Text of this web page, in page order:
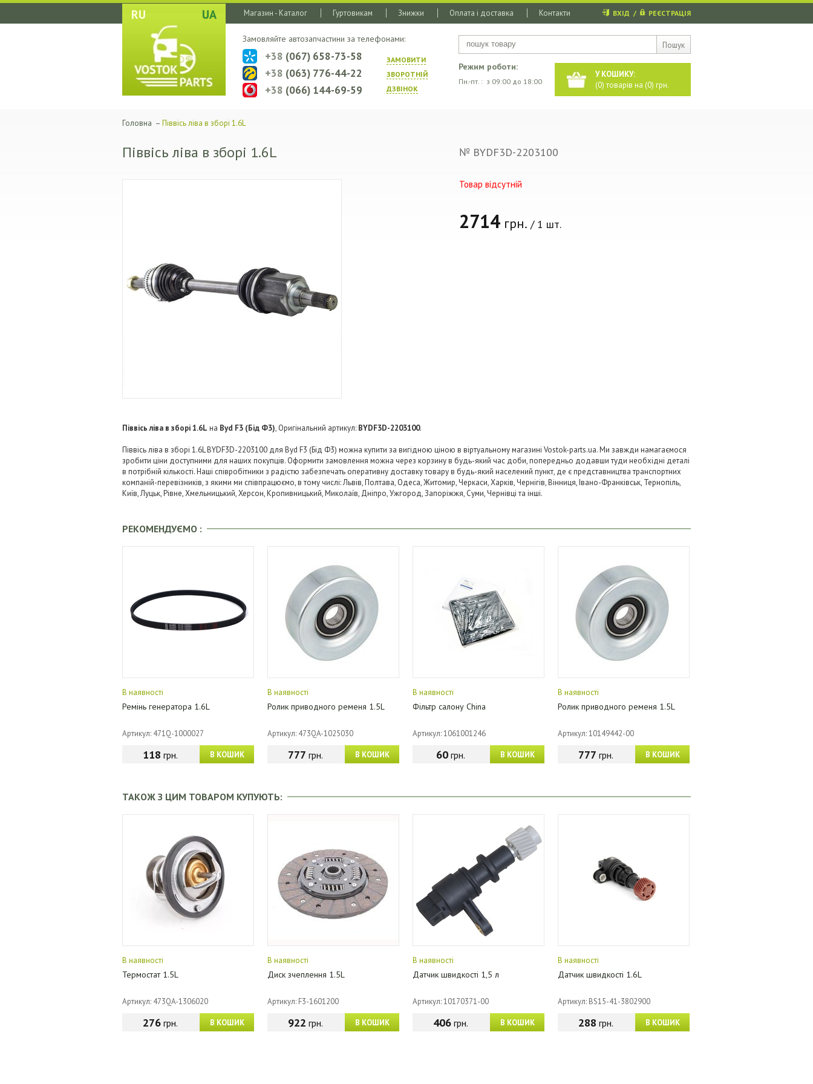
RU UA
Пошук
Магазин - Каталог Гуртовикам Знижки Оплата і доставка Контакти ВХІД / РЕЄСТРАЦІЯ
У КОШИКУ:
(0) товарів на (0) грн.
Режим роботи:
Пн.-пт. : з 09:00 до 18:00
Замовляйте автозапчастини за телефонами:
ЗАМОВИТИ
ЗВОРОТНIЙ
ДЗВIНОК
+38 (067) 658-73-58
+38 (063) 776-44-22
+38 (066) 144-69-59
Головна – Піввісь ліва в зборі 1.6L
Піввісь ліва в зборі 1.6L № BYDF3D-2203100
Товар відсутній
2714 грн. / 1 шт.
Піввісь ліва в зборі 1.6L на Byd F3 (Бід Ф3), Оригінальний артикул: BYDF3D-2203100.
Піввісь ліва в зборі 1.6L BYDF3D-2203100 для Byd F3 (Бід Ф3) можна купити за вигідною ціною в віртуальному магазині Vostok-parts.ua. Ми завжди намагаємося
зробити ціни доступними для наших покупців. Оформити замовлення можна через корзину в будь-який час доби, попередньо додавши туди необхідні деталі
в потрібній кількості. Наші співробітники з радістю забезпечать оперативну доставку товару в будь-який населений пункт, де є представництва транспортних
компаній-перевізників, з якими ми співпрацюємо, в тому числі: Львів, Полтава, Одеса, Житомир, Черкаси, Харків, Чернігів, Вінниця, Івано-Франківськ, Тернопіль,
Київ, Луцьк, Рівне, Хмельницький, Херсон, Кропивницький, Миколаїв, Дніпро, Ужгород, Запоріжжя, Суми, Чернівці та інші.
РЕКОМЕНДУЄМО :
В наявності
Ремінь генератора 1.6L
Артикул: 471Q-1000027
В КОШИК
118 грн.
В наявності
Ролик приводного ременя 1.5L
Артикул: 473QA-1025030
В КОШИК
777 грн.
В наявності
Фільтр салону China
Артикул: 1061001246
В КОШИК
60грн.
В наявності
Ролик приводного ременя 1.5L
Артикул: 10149442-00
В КОШИК
777 грн.
ТАКОЖ З ЦИМ ТОВАРОМ КУПУЮТЬ:
В наявності
Термостат 1.5L
Артикул: 473QA-1306020
В КОШИК
276грн.
В наявності
Диск зчеплення 1.5L
Артикул: F3-1601200
В КОШИК
922 грн.
В наявності
Датчик швидкості 1,5 л
Артикул: 10170371-00
В КОШИК
406грн.
В наявності
Датчик швидкості 1.6L
Артикул: BS15-41-3802900
В КОШИК
288 грн.